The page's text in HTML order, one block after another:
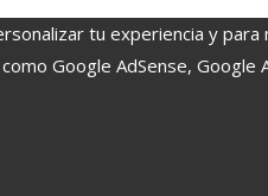
tu experiencia y para
Google AdSense, Google